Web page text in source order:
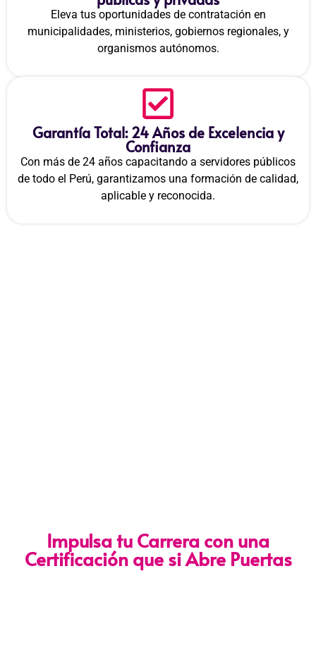
Eleva tus oportunidades de contratación en
municipalidades, ministerios, gobiernos regionales, y
organismos autónomos.
Garantía Total: 24 Años de Excelencia y
Confianza
Con más de 24 años capacitando a servidores públicos
de todo el Perú, garantizamos una formación de calidad,
aplicable y reconocida.
Impulsa tu Carrera con una
Certificación que si Abre Puertas